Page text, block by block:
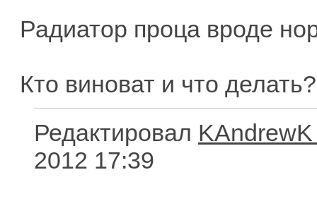
Радиатор проца вроде
Кто виноват и что
Редактировал KAndrewK
2012 17:39